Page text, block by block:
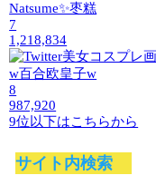
Natsume✨枣糕
7
1,218,834
w百合欧皇子w
8
987,920
9位以下はこちらから
サイト内検索